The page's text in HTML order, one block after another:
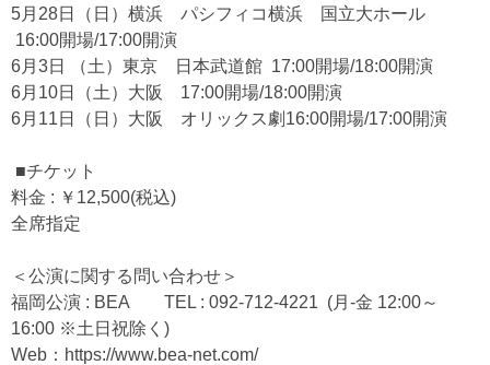
5月28日（日）横浜 パシフィコ横浜 国立大ホール
16:00開場/17:00開演
6月3日 （土）東京 日本武道館 17:00開場/18:00開演
6月10日（土）大阪 17:00開場/18:00開演
6月11日（日）大阪 オリックス劇16:00開場/17:00開演
■チケット
料金 : ￥12,500(税込)
全席指定
＜公演に関する問い合わせ＞
福岡公演 : BEA TEL : 092-712-4221 (月-金 12:00～
16:00 ※土日祝除く)
Web： https://www.bea-net.com/